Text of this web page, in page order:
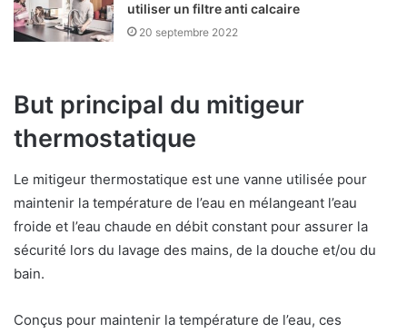
utiliser un filtre anti calcaire
20 septembre 2022
But principal du mitigeur
thermostatique
Le mitigeur thermostatique est une vanne utilisée pour
maintenir la température de l’eau en mélangeant l’eau
froide et l’eau chaude en débit constant pour assurer la
sécurité lors du lavage des mains, de la douche et/ou du
bain.
Conçus pour maintenir la température de l’eau, ces